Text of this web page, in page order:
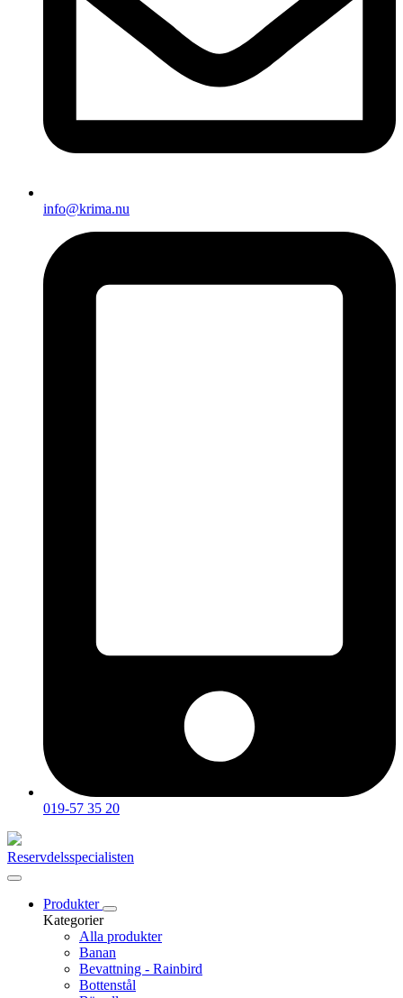
info@krima.nu
019-57 35 20
Reservdelsspecialisten
Produkter
Kategorier
Alla produkter
Banan
Bevattning - Rainbird
Bottenstål